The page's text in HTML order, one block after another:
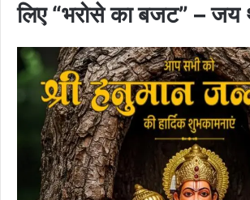
लिए “भरोसे का बजट” – जय